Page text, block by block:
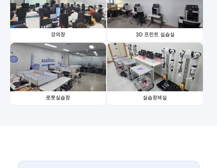
강의장 3D 프린트 실습실
로봇실습장 실습장비실